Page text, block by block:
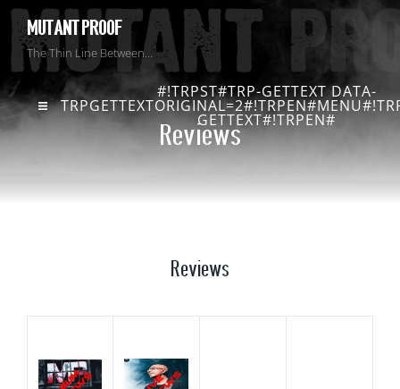
MUTANT PROOF
The Thin Line Between…
#!TRPST#TRP-GETTEXT DATA-
GETTEXT#!TRPEN#
Reviews
Reviews